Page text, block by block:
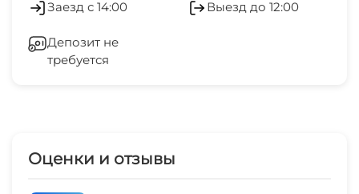
банкомат
Оборудование для встреч и
Кондиционер
Заезд с 14:00 Выезд до 12:00
Депозит не
требуется
Оценки и отзывы